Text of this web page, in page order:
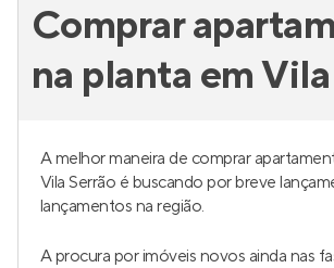
Comprar
na planta em
A melhor maneira de comprar
Vila Serrão é buscando por breve
lançamentos na região.
A procura por imóveis novos ainda nas